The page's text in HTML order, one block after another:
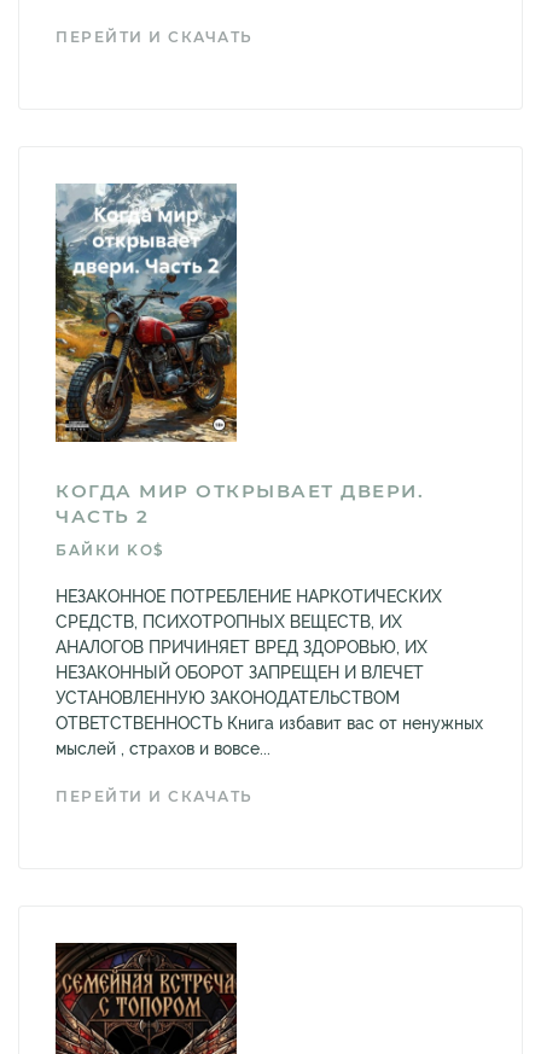
ПЕРЕЙТИ И СКАЧАТЬ
КОГДА МИР ОТКРЫВАЕТ ДВЕРИ.
ЧАСТЬ 2
БAЙКИ KO$
НЕЗАКОННОЕ ПОТРЕБЛЕНИЕ НАРКОТИЧЕСКИХ
СРЕДСТВ, ПСИХОТРОПНЫХ ВЕЩЕСТВ, ИХ
АНАЛОГОВ ПРИЧИНЯЕТ ВРЕД ЗДОРОВЬЮ, ИХ
НЕЗАКОННЫЙ ОБОРОТ ЗАПРЕЩЕН И ВЛЕЧЕТ
УСТАНОВЛЕННУЮ ЗАКОНОДАТЕЛЬСТВОМ
ОТВЕТСТВЕННОСТЬ Книга избавит вас от ненужных
мыслей , страхов и вовсе...
ПЕРЕЙТИ И СКАЧАТЬ